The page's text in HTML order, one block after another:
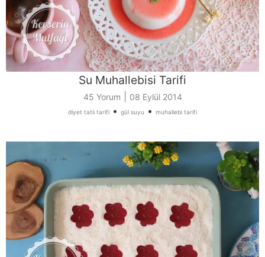
Su Muhallebisi Tarifi
45 Yorum 08 Eylül 2014
diyet tatlı tarifi • gül suyu • muhallebi tarifi